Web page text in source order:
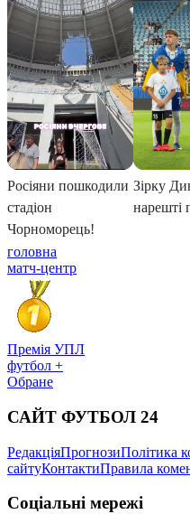
головна
матч-центр
Премія УПЛ
футбол +
Обране
САЙТ ФУТБОЛ 24
РедакціяПрогнозиПолітика
сайтуКонтактиПравила
Соціальні мережі